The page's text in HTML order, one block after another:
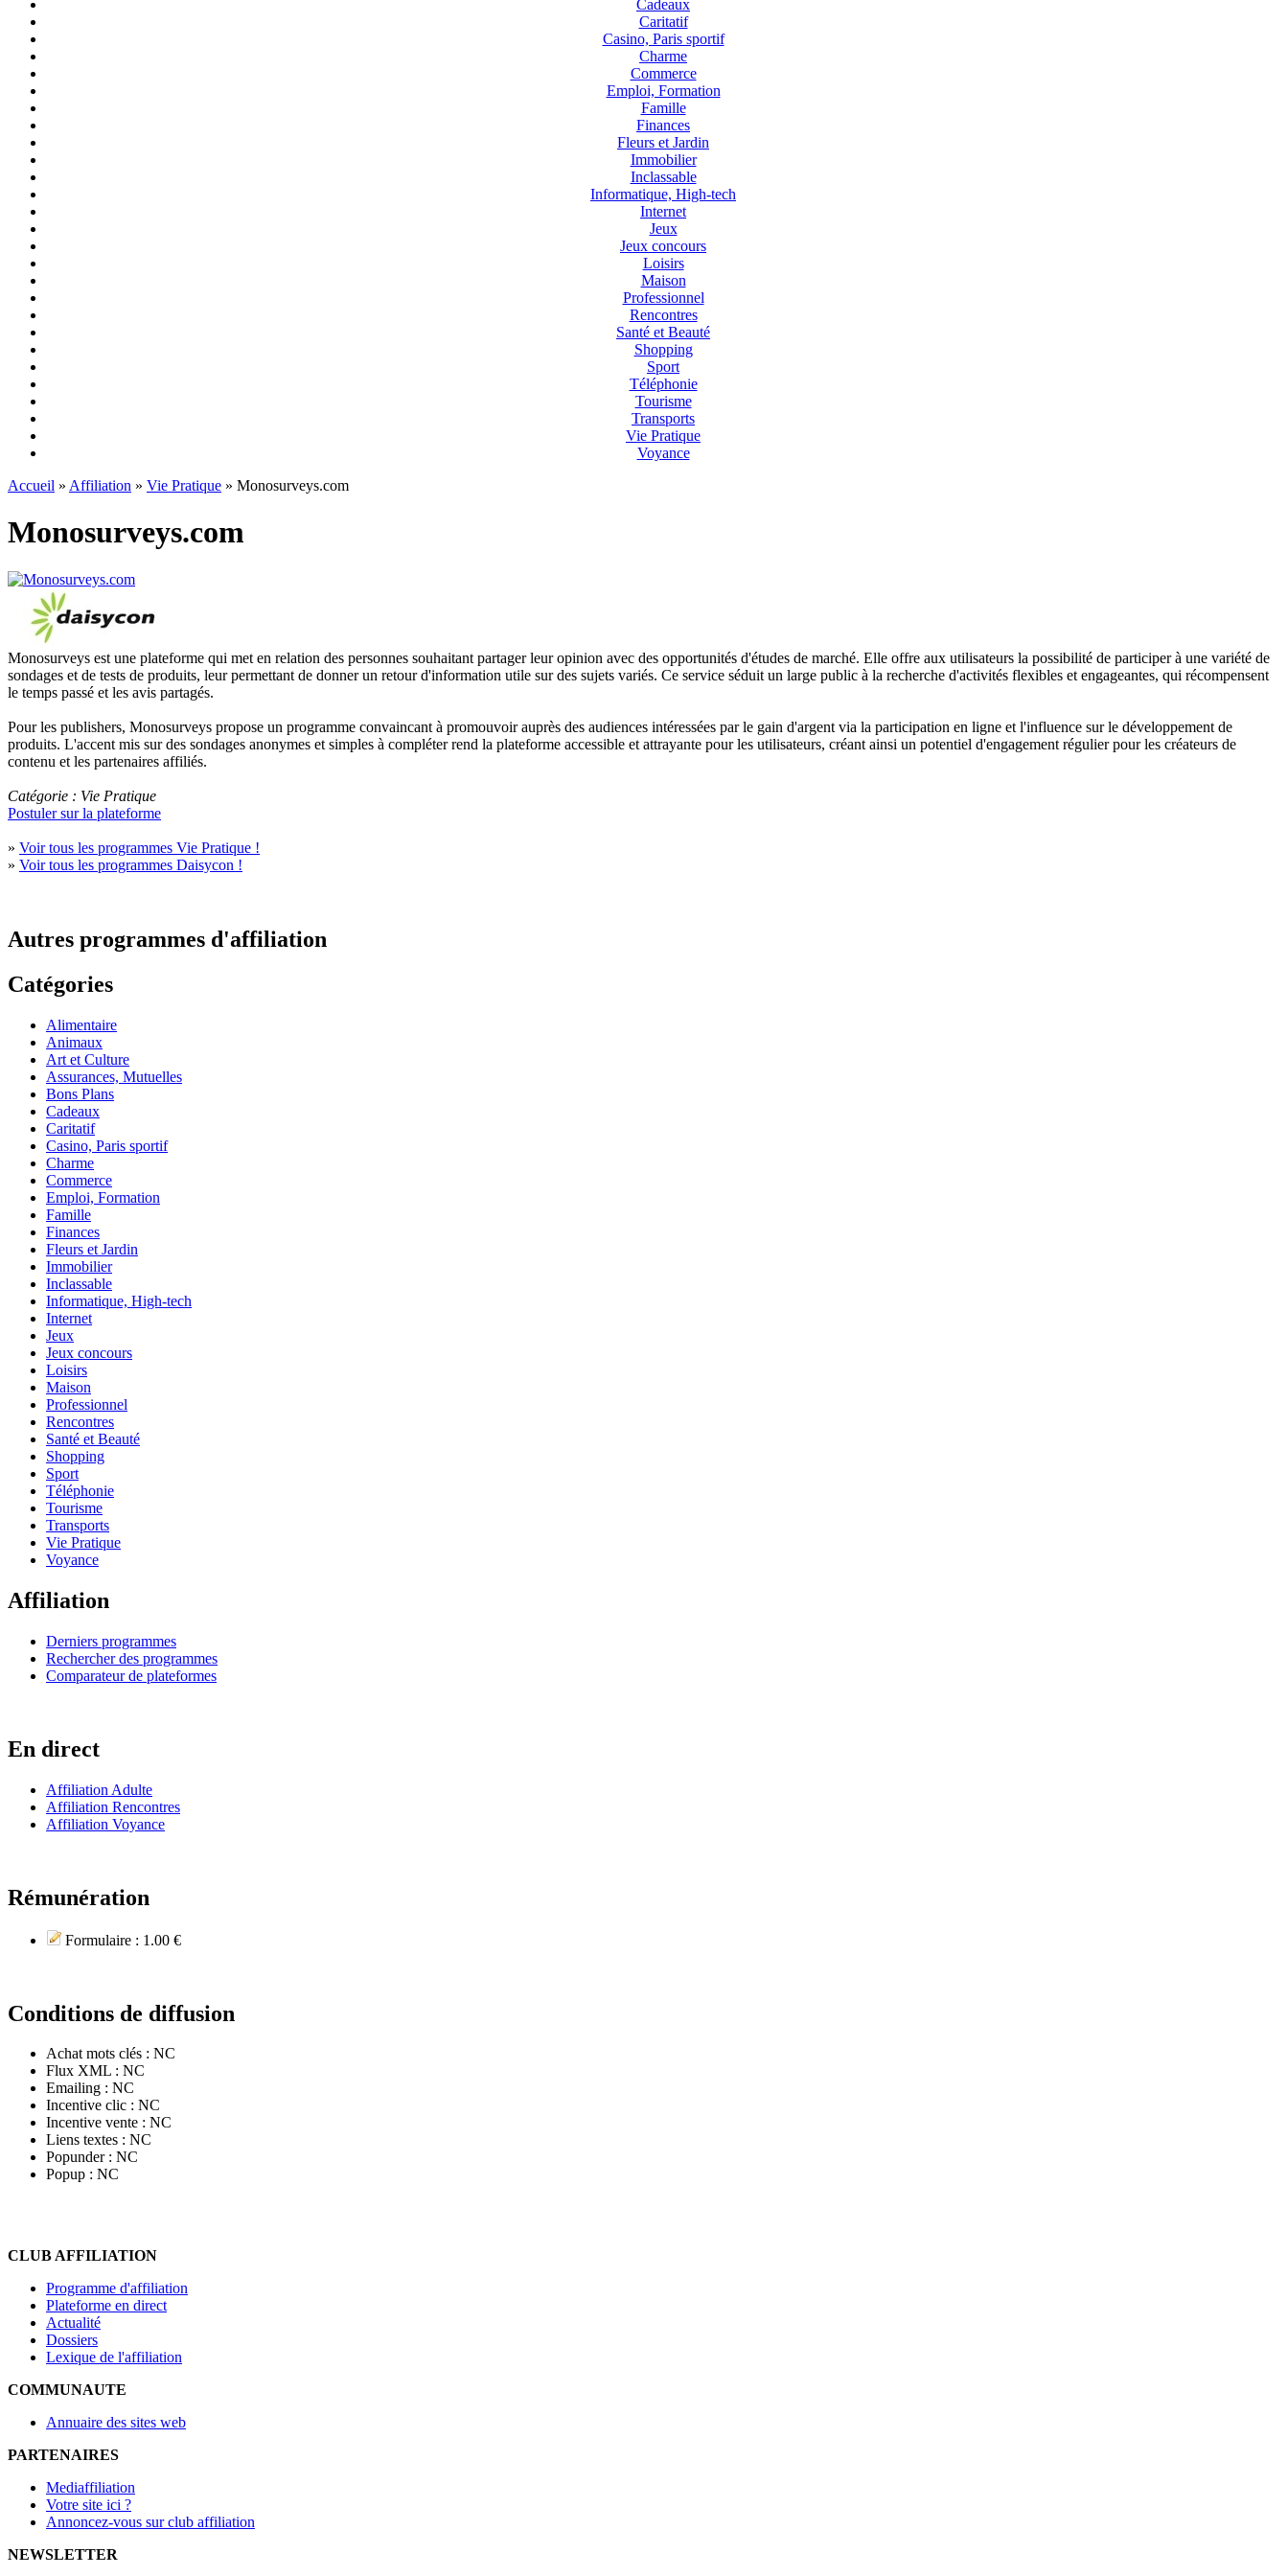
Cadeaux
Caritatif
Casino, Paris sportif
Charme
Commerce
Emploi, Formation
Famille
Finances
Fleurs et Jardin
Immobilier
Inclassable
Informatique, High-tech
Internet
Jeux
Jeux concours
Loisirs
Maison
Professionnel
Rencontres
Santé et Beauté
Shopping
Sport
Téléphonie
Tourisme
Transports
Vie Pratique
Voyance
Accueil » Affiliation » Vie Pratique » Monosurveys.com
Monosurveys.com
Monosurveys est une plateforme qui met en relation des personnes souhaitant partager leur opinion avec des opportunités d'études de marché. Elle offre aux utilisateurs la possibilité de participer à une variété de
sondages et de tests de produits, leur permettant de donner un retour d'information utile sur des sujets variés. Ce service séduit un large public à la recherche d'activités flexibles et engageantes, qui récompensent
le temps passé et les avis partagés.
Pour les publishers, Monosurveys propose un programme convaincant à promouvoir auprès des audiences intéressées par le gain d'argent via la participation en ligne et l'influence sur le développement de
produits. L'accent mis sur des sondages anonymes et simples à compléter rend la plateforme accessible et attrayante pour les utilisateurs, créant ainsi un potentiel d'engagement régulier pour les créateurs de
contenu et les partenaires affiliés.
Catégorie : Vie Pratique
Postuler sur la plateforme
» Voir tous les programmes Vie Pratique !
» Voir tous les programmes Daisycon !
Autres programmes d'affiliation
Catégories
Alimentaire
Animaux
Art et Culture
Assurances, Mutuelles
Bons Plans
Cadeaux
Caritatif
Casino, Paris sportif
Charme
Commerce
Emploi, Formation
Famille
Finances
Fleurs et Jardin
Immobilier
Inclassable
Informatique, High-tech
Internet
Jeux
Jeux concours
Loisirs
Maison
Professionnel
Rencontres
Santé et Beauté
Shopping
Sport
Téléphonie
Tourisme
Transports
Vie Pratique
Voyance
Affiliation
Derniers programmes
Rechercher des programmes
Comparateur de plateformes
En direct
Affiliation Adulte
Affiliation Rencontres
Affiliation Voyance
Rémunération
Formulaire : 1.00 €
Conditions de diffusion
Achat mots clés : NC
Flux XML : NC
Emailing : NC
Incentive clic : NC
Incentive vente : NC
Liens textes : NC
Popunder : NC
Popup : NC
CLUB AFFILIATION
Programme d'affiliation
Plateforme en direct
Actualité
Dossiers
Lexique de l'affiliation
COMMUNAUTE
Annuaire des sites web
PARTENAIRES
Mediaffiliation
Votre site ici ?
Annoncez-vous sur club affiliation
NEWSLETTER